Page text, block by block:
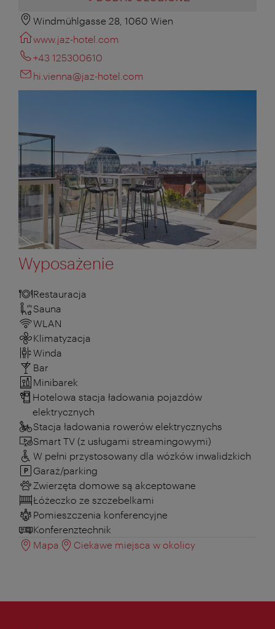
Windmühlgasse 28, 1060 Wien
www.jaz-hotel.com
+43 125300610
hi.vienna@jaz-hotel.com
Wyposażenie
Restauracja
Sauna
WLAN
Klimatyzacja
Winda
Bar
Minibarek
Hotelowa stacja ładowania pojazdów
elektrycznych
Stacja ładowania rowerów elektrycznychs
Smart TV (z usługami streamingowymi)
W pełni przystosowany dla wózków inwalidzkich
Garaż/parking
Zwierzęta domowe są akceptowane
Łóżeczko ze szczebelkami
Pomieszczenia konferencyjne
Konferenztechnik
Mapa
Ciekawe miejsca w okolicy